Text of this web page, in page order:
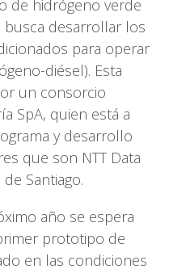
de hidrógeno verde
desarrollar los
para operar
diésel). Esta
un consorcio
SpA, quien está a
y desarrollo
que son NTT Data
Santiago.
año se espera
prototipo de
en las condiciones